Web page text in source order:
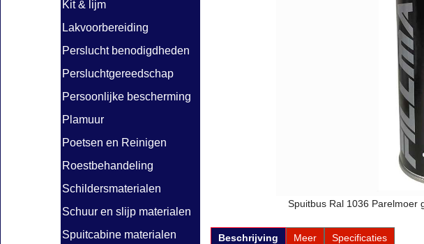
Kit & lijm
Lakvoorbereiding
Perslucht benodigdheden
Persluchtgereedschap
Persoonlijke bescherming
Plamuur
Poetsen en Reinigen
Roestbehandeling
Schildersmaterialen
Schuur en slijp materialen
Spuitcabine materialen
Spuitbus Ral 1036 Parelmoer
Beschrijving Meer Specificaties